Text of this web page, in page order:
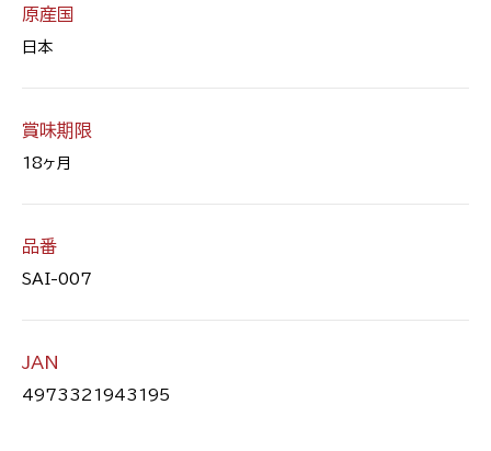
原産国
日本
賞味期限
18ヶ月
品番
SAI-007
JAN
4973321943195